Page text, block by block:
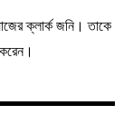
ক্লার্ক জনি। তাকে